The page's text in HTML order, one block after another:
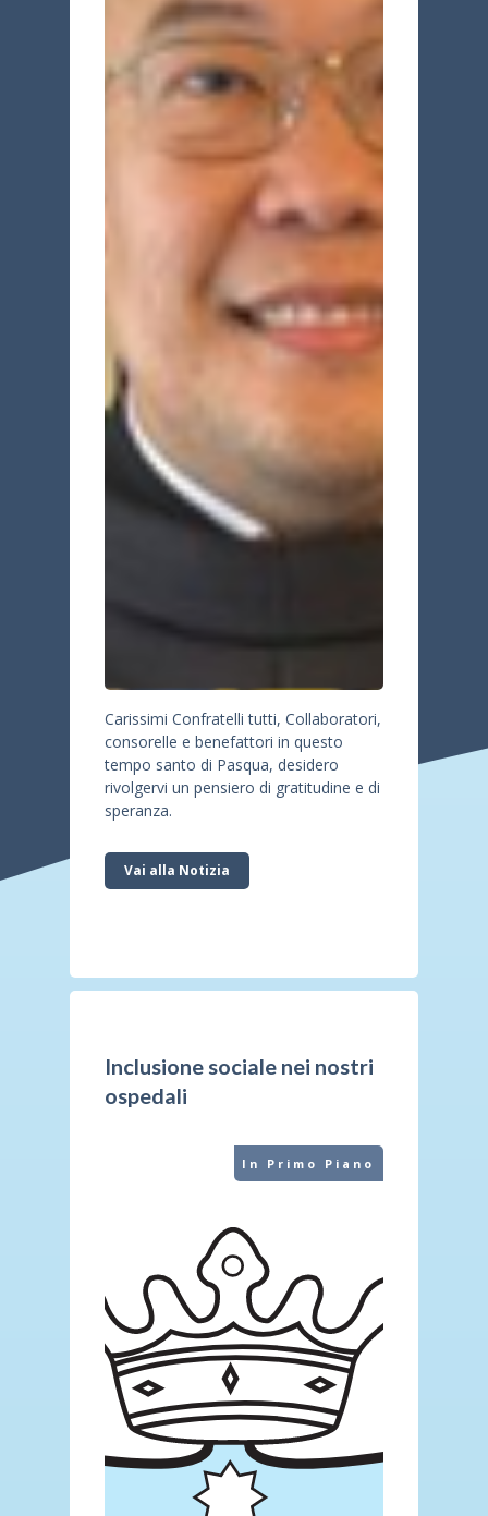
Carissimi Confratelli tutti, Collaboratori,
consorelle e benefattori in questo
tempo santo di Pasqua, desidero
rivolgervi un pensiero di gratitudine e di
speranza.
Vai alla Notizia
Inclusione sociale nei nostri
ospedali